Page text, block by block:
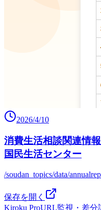
2026/4/10
消費生活相談関連情
国民生活センター
/soudan_topics/data/
保存を開く
Kiroku ProURL監視・差分